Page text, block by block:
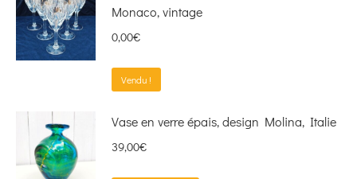
Monaco, vintage
0,00€
Vendu !
Vase en verre épais, design Molina, Italie
39,00€